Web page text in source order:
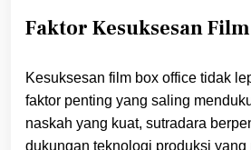
Faktor Kesuksesan
Kesuksesan film box office tidak
faktor penting yang saling
naskah yang kuat, sutradara
dukungan teknologi produksi yang